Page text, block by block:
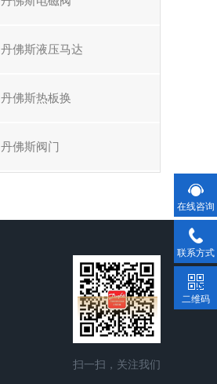
丹佛斯液压马达
丹佛斯热板换
丹佛斯阀门
扫一扫，关注我们
在线咨询
联系方式
二维码